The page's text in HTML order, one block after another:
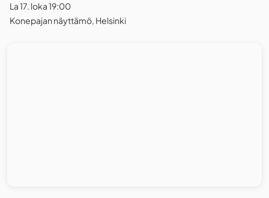
La 17. loka 19:00
Konepajan näyttämö, Helsinki